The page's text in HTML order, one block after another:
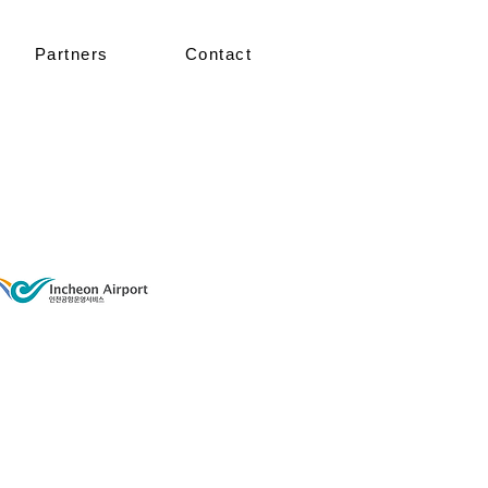
Partners Contact